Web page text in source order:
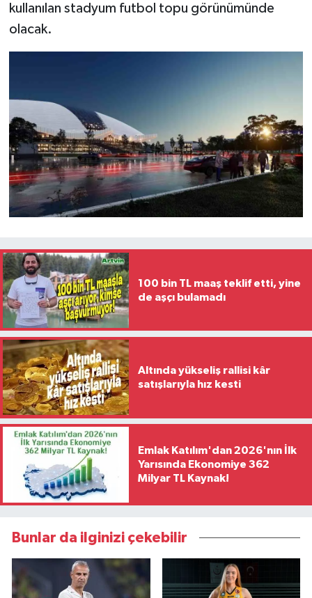
kullanılan stadyum futbol topu görünümünde
olacak.
100 bin TL maaş teklif etti, yine
de aşçı bulamadı
Altında yükseliş rallisi kâr
satışlarıyla hız kesti
Emlak Katılım'dan 2026'nın İlk
Yarısında Ekonomiye 362
Milyar TL Kaynak!
Bunlar da ilginizi çekebilir